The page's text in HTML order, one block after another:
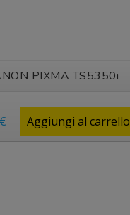
PIXMA TS5350i
€ Aggiungi al carrello